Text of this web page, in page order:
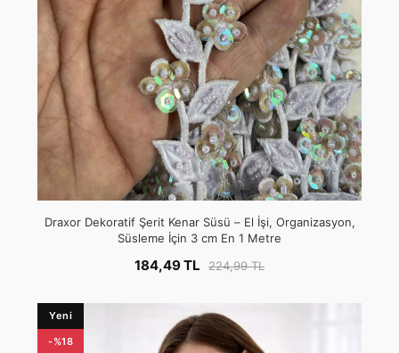
Draxor Dekoratif Şerit Kenar Süsü – El İşi, Organizasyon,
Süsleme İçin 3 cm En 1 Metre
184,49 TL 224,99 TL
Yeni
-%18